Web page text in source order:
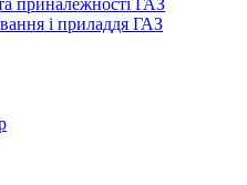
приналежності ГАЗ
і приладдя ГАЗ